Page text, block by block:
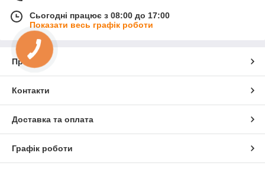
Сьогодні працює з 08:00 до 17:00
Показати весь графік роботи
Про нас
Контакти
Доставка та оплата
Графік роботи